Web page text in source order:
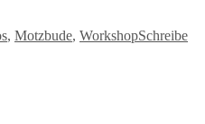
, Motzbude, WorkshopSchreibe